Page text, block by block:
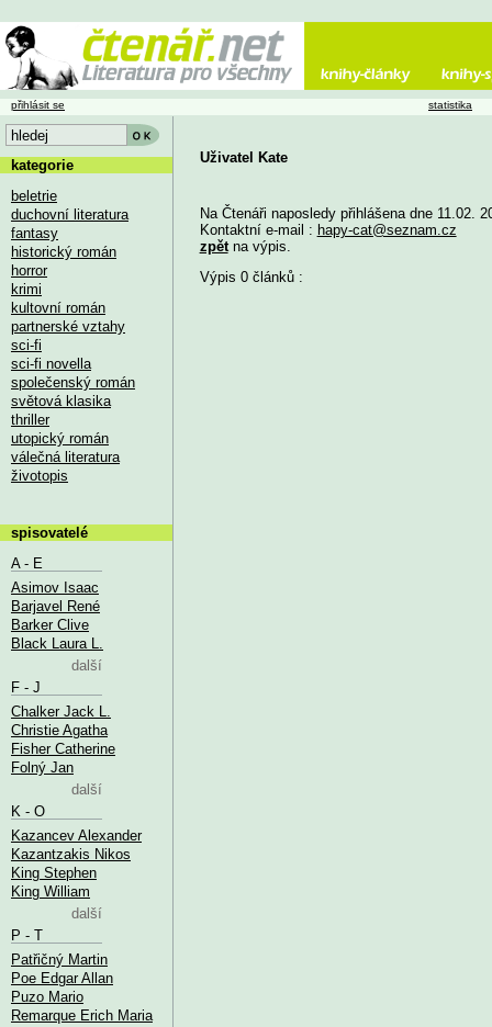
Uživatel Kate
Na Čtenáři naposledy přihlášena dne 11.02.
Kontaktní e-mail : hapy-cat@seznam.cz
zpětna výpis.
Výpis 0 článků :
přihlásit se statistika
kategorie
beletrie
duchovní literatura
fantasy
historický román
horror
krimi
kultovní román
partnerské vztahy
sci-fi
sci-fi novella
společenský román
světová klasika
thriller
utopický román
válečná literatura
životopis
spisovatelé
A - E
Asimov Isaac
Barjavel René
Barker Clive
Black Laura L.
další
F - J
Chalker Jack L.
Christie Agatha
Fisher Catherine
Folný Jan
další
K - O
Kazancev Alexander
Kazantzakis Nikos
King Stephen
King William
další
P - T
Patřičný Martin
Poe Edgar Allan
Puzo Mario
Remarque Erich Maria